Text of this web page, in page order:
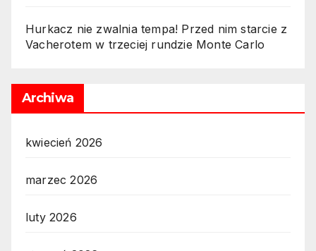
Hurkacz nie zwalnia tempa! Przed nim starcie z
Vacherotem w trzeciej rundzie Monte Carlo
Archiwa
kwiecień 2026
marzec 2026
luty 2026